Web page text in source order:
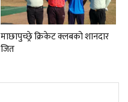
माछापुच्छ्रे क्रिकेट क्लबको शानदार
जित